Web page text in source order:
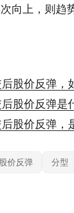
向上，则趋
股价反弹，
股价反弹是
股价反弹，
股价反弹 分型